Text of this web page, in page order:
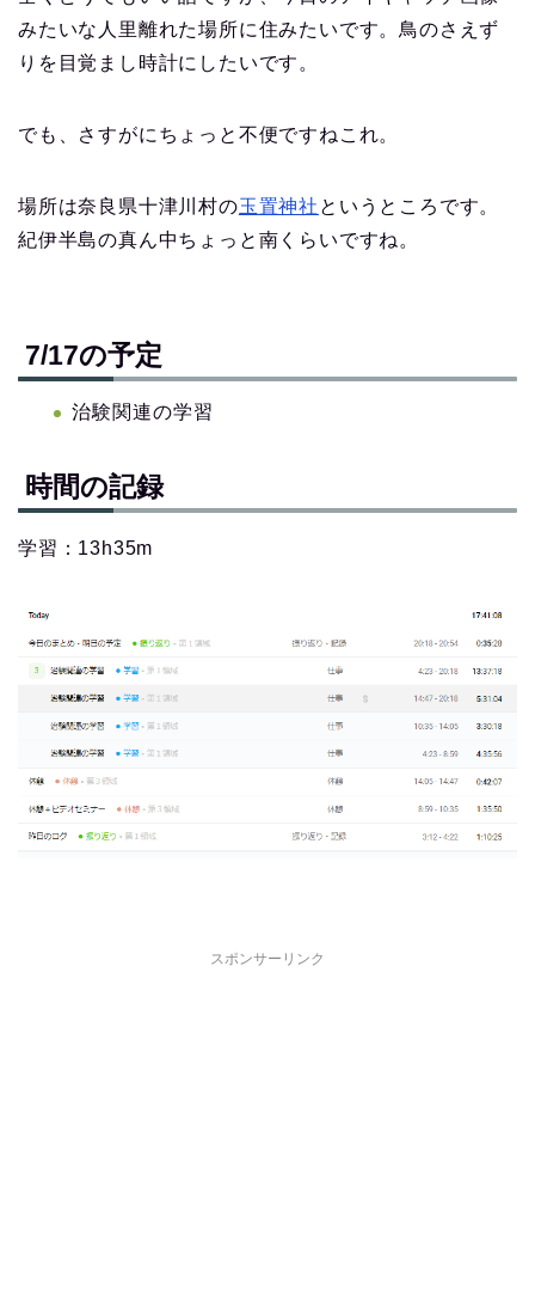
みたいな人里離れた場所に住みたいです。鳥のさえず
りを目覚まし時計にしたいです。
でも、さすがにちょっと不便ですねこれ。
場所は奈良県十津川村の玉置神社 というところです。
紀伊半島の真ん中ちょっと南くらいですね。
7/17の予定
治験関連の学習
時間の記録
学習：13h35m
スポンサーリンク